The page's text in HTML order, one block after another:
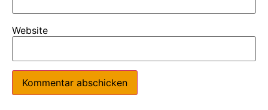
Website